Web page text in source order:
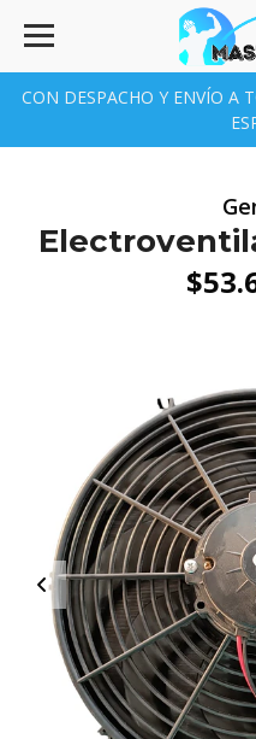
CON DESPACHO Y ENVÍO A